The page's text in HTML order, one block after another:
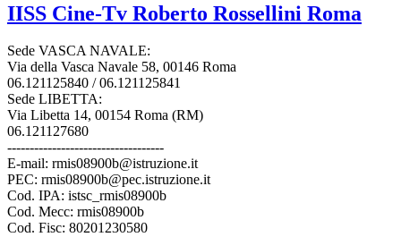
IISS Cine-Tv Roberto Rossellini Roma
Sede VASCA NAVALE:
Via della Vasca Navale 58, 00146 Roma
06.121125840 / 06.121125841
Sede LIBETTA:
Via Libetta 14, 00154 Roma (RM)
06.121127680
-----------------------------------
E-mail: rmis08900b@istruzione.it
PEC: rmis08900b@pec.istruzione.it
Cod. IPA: istsc_rmis08900b
Cod. Mecc: rmis08900b
Cod. Fisc: 80201230580